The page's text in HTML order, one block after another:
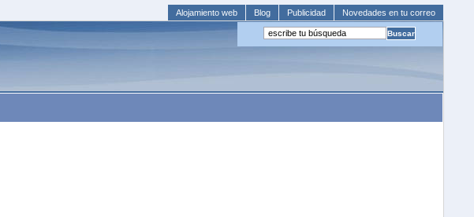
Alojamiento web Blog Publicidad Novedades en tu correo